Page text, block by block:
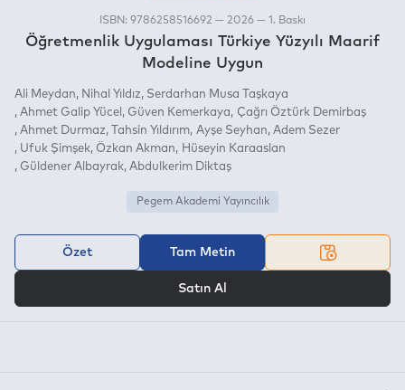
ISBN: 9786258516692 — 2026 — 1. Baskı
Öğretmenlik Uygulaması Türkiye Yüzyılı Maarif
Modeline Uygun
Ali Meydan Nihal Yıldız
Serdarhan Musa Taşkaya
Ahmet Galip Yücel
Güven Kemerkaya
Çağrı Öztürk Demirbaş
Ahmet Durmaz
Tahsin Yıldırım Ayşe Seyhan Adem Sezer
Ufuk Şimşek Özkan Akman
Hüseyin Karaaslan
Güldener Albayrak Abdulkerim Diktaş
Pegem Akademi Yayıncılık
Özet Tam Metin
Satın Al